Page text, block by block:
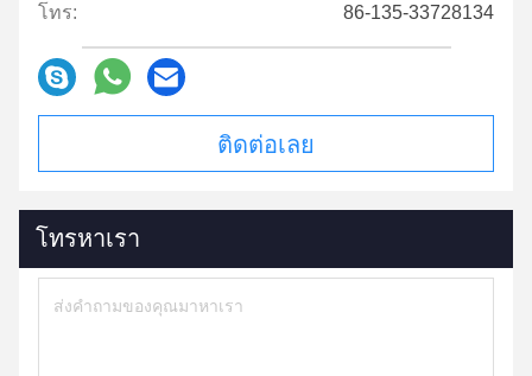
โทร: 86-135-33728134
ติดต่อเลย
โทรหาเรา